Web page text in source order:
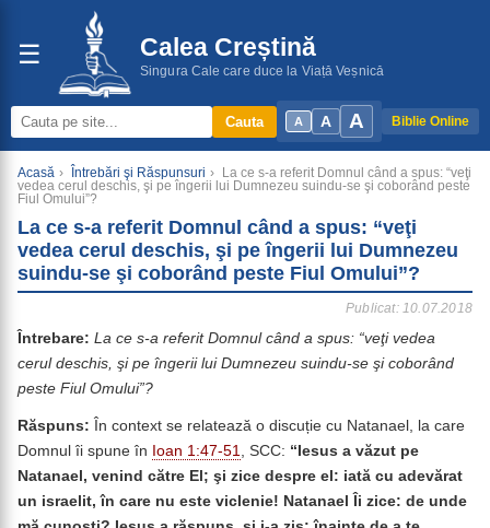
☰ Calea Creștină
Singura Cale care duce la Viață Veșnică
A A A Biblie Online
Cauta
Acasă › Întrebări şi Răspunsuri ›
La ce s-a referit Domnul când a spus: “veţi
vedea cerul deschis, şi pe îngerii lui Dumnezeu suindu-se şi coborând peste
Fiul Omului”?
La ce s-a referit Domnul când a spus: “veţi
vedea cerul deschis, şi pe îngerii lui Dumnezeu
suindu-se şi coborând peste Fiul Omului”?
Publicat: 10.07.2018
Întrebare: La ce s-a referit Domnul când a spus: “veţi vedea
cerul deschis, şi pe îngerii lui Dumnezeu suindu-se şi coborând
peste Fiul Omului”?
Răspuns:
În context se relatează o discuție cu Natanael, la care
Domnul îi spune în Ioan 1:47-51, SCC: “Iesus a văzut pe
Natanael, venind către El; şi zice despre el: iată cu adevărat
un israelit, în care nu este viclenie! Natanael Îi zice: de unde